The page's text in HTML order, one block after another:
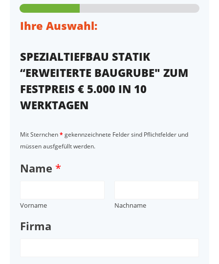
Ihre Auswahl:
SPEZIALTIEFBAU STATIK
“ERWEITERTE BAUGRUBE" ZUM
FESTPREIS € 5.000 IN 10
WERKTAGEN
Mit Sternchen* gekennzeichnete Felder sind Pflichtfelder und
müssen ausfgefüllt werden.
Name *
Vorname Nachname
Firma